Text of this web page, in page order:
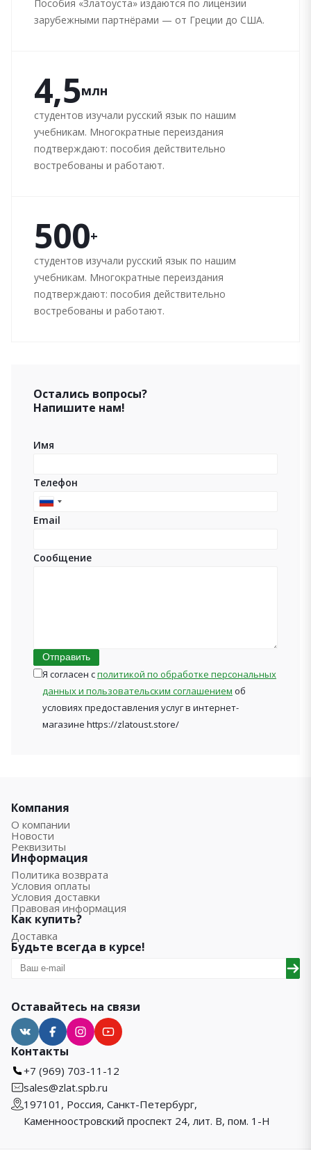
Пособия «Златоуста» издаются по лицензии
зарубежными партнёрами — от Греции до США.
4,5млн
студентов изучали русский язык по нашим
учебникам. Многократные переиздания
подтверждают: пособия действительно
востребованы и работают.
500+
студентов изучали русский язык по нашим
учебникам. Многократные переиздания
подтверждают: пособия действительно
востребованы и работают.
Остались вопросы?
Напишите нам!
Имя
Телефон
Russia
+7
Email
Сообщение
Отправить
Я согласен сполитикой по обработке персональных
данных и пользовательским соглашением об
условиях предоставления услуг в интернет-
магазине https://zlatoust.store/
Компания
О компании
Новости
Реквизиты
Информация
Политика возврата
Условия оплаты
Условия доставки
Правовая информация
Как купить?
Доставка
Будьте всегда в курсе!
Оставайтесь на связи
Контакты
+7 (969) 703-11-12
sales@zlat.spb.ru
197101, Россия, Санкт-Петербург,
Каменноостровский проспект 24, лит. В, пом. 1-Н